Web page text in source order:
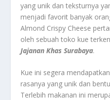
yang unik dan teksturnya
menjadi favorit banyak
Almond Crispy Cheese
oleh sebuah toko kue
Jajanan Khas Surabaya.
Kue ini segera
rasanya yang unik dan
Terlebih makanan ini